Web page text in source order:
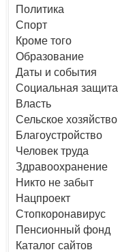
Политика
Спорт
Кроме того
Образование
Даты и события
Социальная защита
Власть
Сельское хозяйство
Благоустройство
Человек труда
Здравоохранение
Никто не забыт
Нацпроект
Стопкоронавирус
Пенсионный фонд
Каталог сайтов